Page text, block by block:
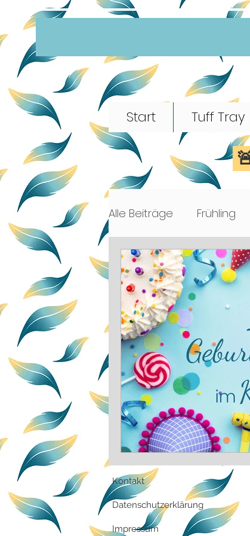
Start Tuff Tray
Alle Beiträge Frühling
Morgenkreis
Lernspiel Kreativ
Kontakt
Datenschutzerklärung
Impressum